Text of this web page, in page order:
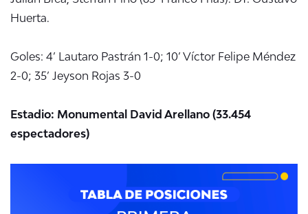
Huerta.
Goles: 4’ Lautaro Pastrán 1-0; 10’ Víctor Felipe Méndez
2-0; 35’ Jeyson Rojas 3-0
Estadio: Monumental David Arellano (33.454
espectadores)